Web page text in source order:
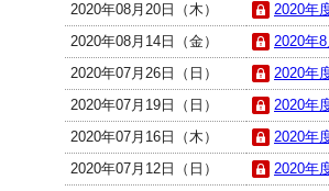
2020年08月20日（木）
2020年
2020年08月14日（金）
2020年
2020年07月26日（日）
2020年
2020年07月19日（日）
2020年
2020年07月16日（木）
2020年
2020年07月12日（日）
2020年